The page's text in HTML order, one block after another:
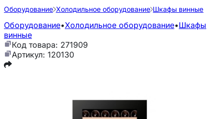
Оборудование Холодильное оборудование Шкафы винные
Оборудование•Холодильное оборудование•Шкафы
винные
Код товара: 271909
Артикул: 120130